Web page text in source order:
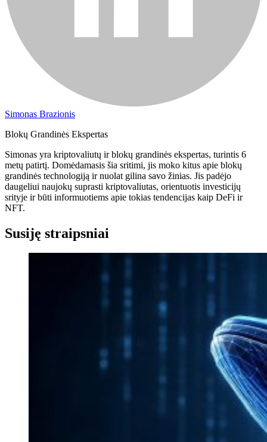
Simonas Brazionis
Blokų Grandinės Ekspertas
Simonas yra kriptovaliutų ir blokų grandinės ekspertas, turintis 6
metų patirtį. Domėdamasis šia sritimi, jis moko kitus apie blokų
grandinės technologiją ir nuolat gilina savo žinias. Jis padėjo
daugeliui naujokų suprasti kriptovaliutas, orientuotis investicijų
srityje ir būti informuotiems apie tokias tendencijas kaip DeFi ir
NFT.
Susiję straipsniai